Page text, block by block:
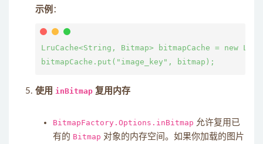
示例 ：
LruCache<String, Bitmap> bitmapCache = new
使用 inBitmap 复用内存
BitmapFactory.Options.inBitmap 允许复用已
有的 Bitmap 对象的内存空间。如果你加载的图片